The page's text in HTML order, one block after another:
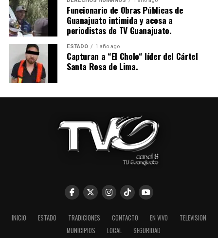
Funcionario de Obras Públicas de
Guanajuato intimida y acosa a
periodistas de TV Guanajuato.
ESTADO 1 año ago
Capturan a “El Cholo“ líder del Cártel
Santa Rosa de Lima.
INICIO ESTADO TRADICIONES CONTACTO EN VIVO
TELEVISION
MUNICIPIOS
LOCAL SEGURIDAD